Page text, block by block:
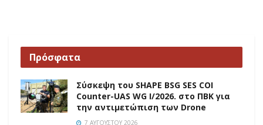
Πρόσφατα
Σύσκεψη του SHAPE BSG SES COI
Counter-UAS WG I/2026. στο ΠΒΚ για
την αντιμετώπιση των Drone
7 ΑΥΓΟΎΣΤΟΥ 2026